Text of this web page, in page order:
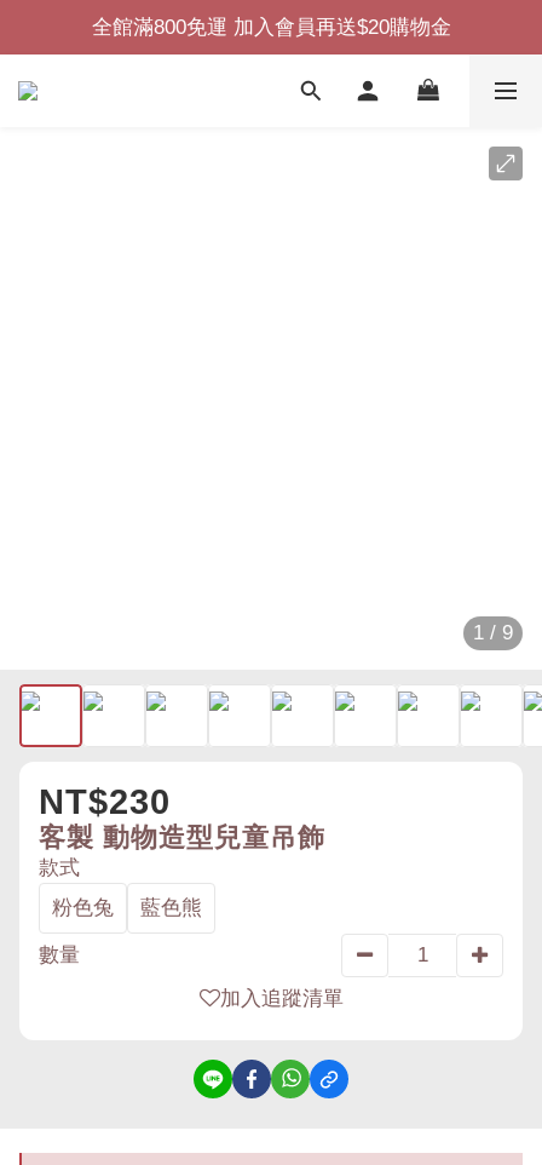
全館滿800免運 加入會員再送$20購物金
1 / 9
NT$230
客製 動物造型兒童吊飾
款式
粉色兔
藍色熊
數量
加入追蹤清單